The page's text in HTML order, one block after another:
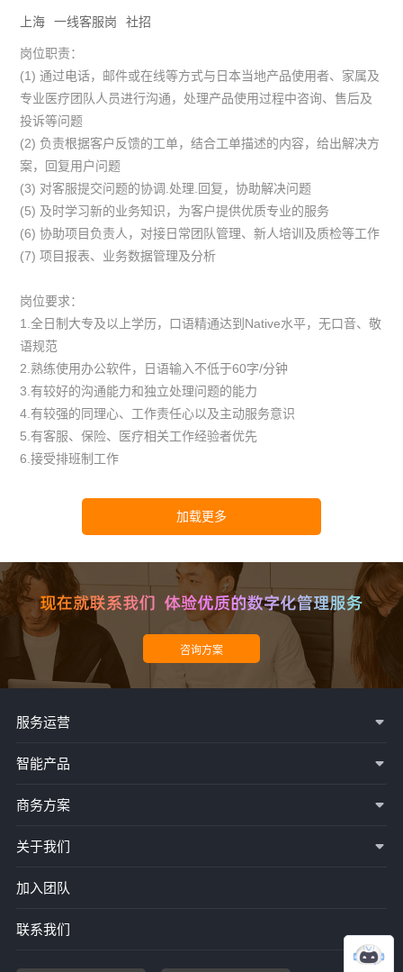
上海 一线客服岗 社招
岗位职责：
(1) 通过电话，邮件或在线等方式与日本当地产品使用者、家属及
专业医疗团队人员进行沟通，处理产品使用过程中咨询、售后及
投诉等问题
(2) 负责根据客户反馈的工单，结合工单描述的内容，给出解决方
案，回复用户问题
(3) 对客服提交问题的协调.处理.回复，协助解决问题
(5) 及时学习新的业务知识，为客户提供优质专业的服务
(6) 协助项目负责人，对接日常团队管理、新人培训及质检等工作
(7) 项目报表、业务数据管理及分析
岗位要求：
1.全日制大专及以上学历，口语精通达到Native水平，无口音、敬
语规范
2.熟练使用办公软件，日语输入不低于60字/分钟
3.有较好的沟通能力和独立处理问题的能力
4.有较强的同理心、工作责任心以及主动服务意识
5.有客服、保险、医疗相关工作经验者优先
6.接受排班制工作
服务运营
智能产品
商务方案
关于我们
加入团队
联系我们